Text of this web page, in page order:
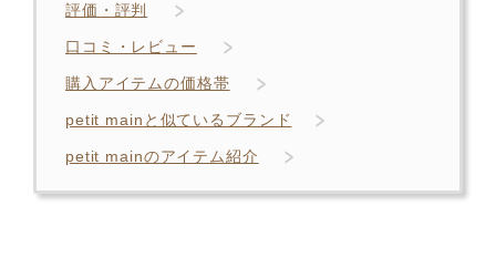
評価・評判
口コミ・レビュー
購入アイテムの価格帯
petit mainと似ているブランド
petit mainのアイテム紹介